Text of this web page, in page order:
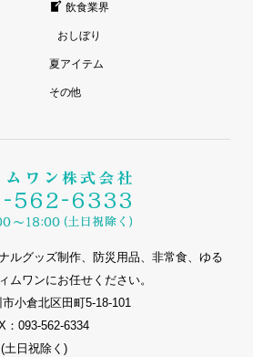
飲食業界
おしぼり
夏アイテム
その他
ルグッズ制作、防災用品、非常食、ゆる
ムワンにお任せください。
小倉北区田町5-18-101
：093-562-6334
土日祝除く)